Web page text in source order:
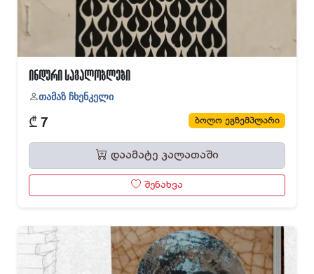
ინდური საგალობლები
თამაზ ჩხენკელი
₾ 7 ბოლო ეგზემპლარი
დაამატე კალათაში
შენახვა